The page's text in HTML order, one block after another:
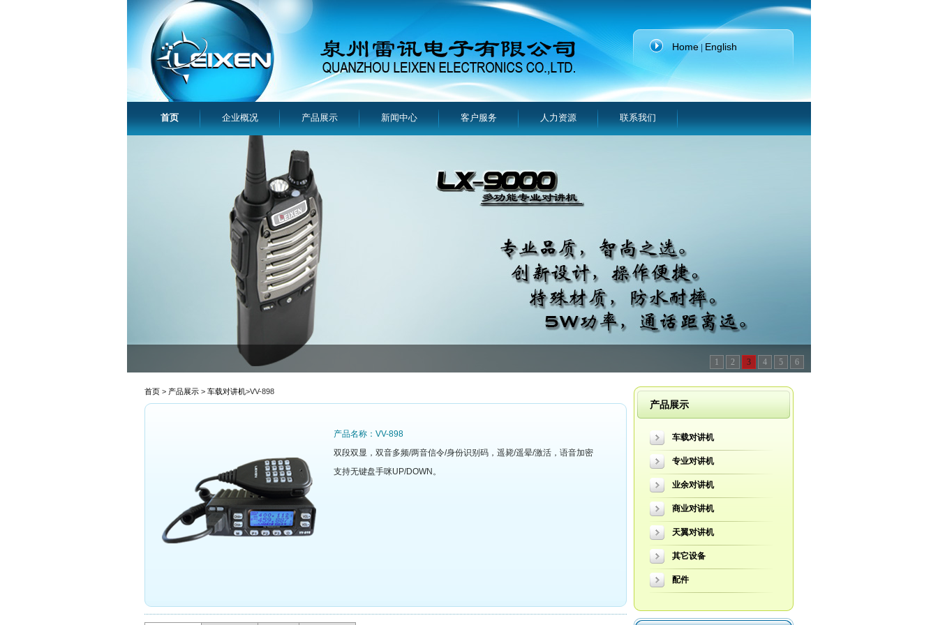
Home English
首页 企业概况 产品展示 新闻中心 客户服务 人力资源 联系我们
1 2 3 4 5 6
首页 > 产品展示 > 车载对讲机>VV-898
产品展示
车载对讲机
专业对讲机
业余对讲机
商业对讲机
天翼对讲机
其它设备
配件
产品名称：VV-898
双段双显，双音多频/两音信令/身份识别码，遥毙/遥晕/激活，语音加密
支持无键盘手咪UP/DOWN。